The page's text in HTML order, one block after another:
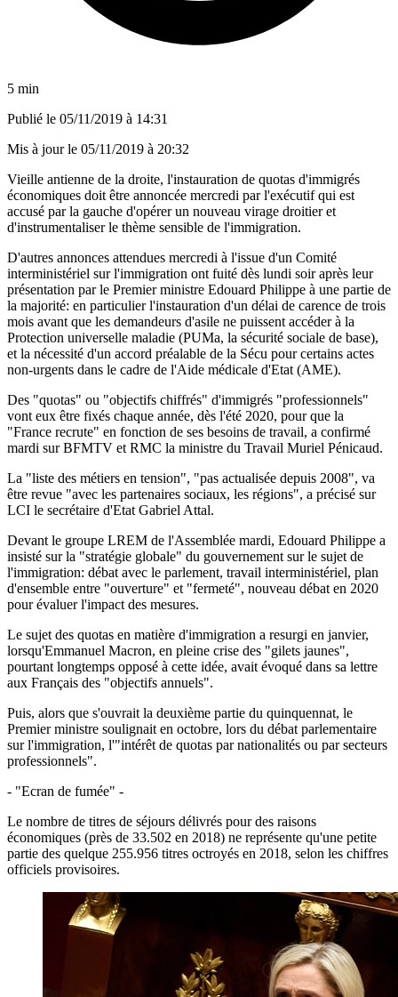
5 min
Publié le 05/11/2019 à 14:31
Mis à jour le 05/11/2019 à 20:32
Vieille antienne de la droite, l'instauration de quotas d'immigrés
économiques doit être annoncée mercredi par l'exécutif qui est
accusé par la gauche d'opérer un nouveau virage droitier et
d'instrumentaliser le thème sensible de l'immigration.
D'autres annonces attendues mercredi à l'issue d'un Comité
interministériel sur l'immigration ont fuité dès lundi soir après leur
présentation par le Premier ministre Edouard Philippe à une partie de
la majorité: en particulier l'instauration d'un délai de carence de trois
mois avant que les demandeurs d'asile ne puissent accéder à la
Protection universelle maladie (PUMa, la sécurité sociale de base),
et la nécessité d'un accord préalable de la Sécu pour certains actes
non-urgents dans le cadre de l'Aide médicale d'Etat (AME).
Des "quotas" ou "objectifs chiffrés" d'immigrés "professionnels"
vont eux être fixés chaque année, dès l'été 2020, pour que la
"France recrute" en fonction de ses besoins de travail, a confirmé
mardi sur BFMTV et RMC la ministre du Travail Muriel Pénicaud.
La "liste des métiers en tension", "pas actualisée depuis 2008", va
être revue "avec les partenaires sociaux, les régions", a précisé sur
LCI le secrétaire d'Etat Gabriel Attal.
Devant le groupe LREM de l'Assemblée mardi, Edouard Philippe a
insisté sur la "stratégie globale" du gouvernement sur le sujet de
l'immigration: débat avec le parlement, travail interministériel, plan
d'ensemble entre "ouverture" et "fermeté", nouveau débat en 2020
pour évaluer l'impact des mesures.
Le sujet des quotas en matière d'immigration a resurgi en janvier,
lorsqu'Emmanuel Macron, en pleine crise des "gilets jaunes",
pourtant longtemps opposé à cette idée, avait évoqué dans sa lettre
aux Français des "objectifs annuels".
Puis, alors que s'ouvrait la deuxième partie du quinquennat, le
Premier ministre soulignait en octobre, lors du débat parlementaire
sur l'immigration, l'"intérêt de quotas par nationalités ou par secteurs
professionnels".
- "Ecran de fumée" -
Le nombre de titres de séjours délivrés pour des raisons
économiques (près de 33.502 en 2018) ne représente qu'une petite
partie des quelque 255.956 titres octroyés en 2018, selon les chiffres
officiels provisoires.